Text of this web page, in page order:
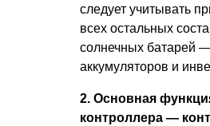
следует учитывать
всех остальных
солнечных батарей
аккумуляторов и
2. Основная
контроллера —